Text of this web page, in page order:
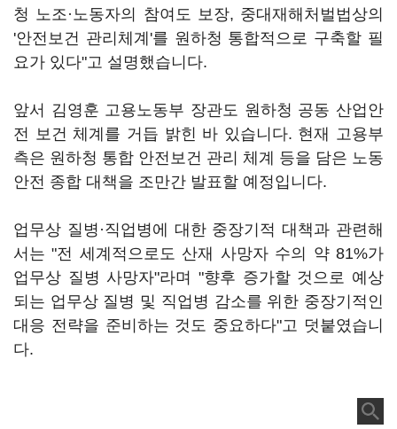
청 노조·노동자의 참여도 보장, 중대재해처벌법상의
'안전보건 관리체계'를 원하청 통합적으로 구축할 필
요가 있다"고 설명했습니다.
앞서 김영훈 고용노동부 장관도 원하청 공동 산업안
전 보건 체계를 거듭 밝힌 바 있습니다. 현재 고용부
측은 원하청 통합 안전보건 관리 체계 등을 담은 노동
안전 종합 대책을 조만간 발표할 예정입니다.
업무상 질병·직업병에 대한 중장기적 대책과 관련해
서는 "전 세계적으로도 산재 사망자 수의 약 81%가
업무상 질병 사망자"라며 "향후 증가할 것으로 예상
되는 업무상 질병 및 직업병 감소를 위한 중장기적인
대응 전략을 준비하는 것도 중요하다"고 덧붙였습니
다.